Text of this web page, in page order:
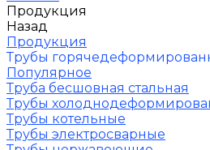
Продукция
Назад
Продукция
Трубы
Популярное
Труба бесшовная стальная
Трубы
Трубы котельные
Трубы электросварные